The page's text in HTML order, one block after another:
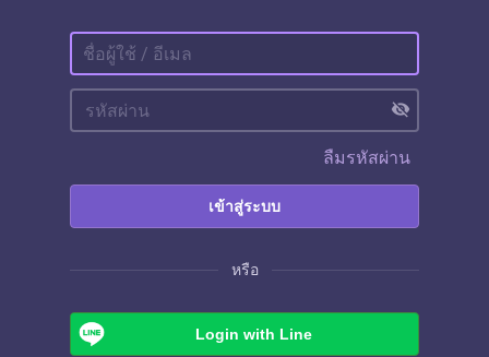
visibility_off
ลืมรหัสผ่าน
เข้าสู่ระบบ
หรือ
Login with Line